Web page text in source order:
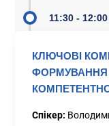
11:30 - 12:00
КЛЮЧОВІ
ФОРМУВАННЯ
Спікер: